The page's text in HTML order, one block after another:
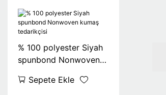
% 100 polyester Siyah
spunbond Nonwoven
Sepete Ekle